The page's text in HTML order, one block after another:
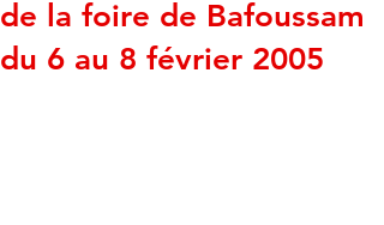
de la foire de Bafoussam
du 6 au 8 février 2005